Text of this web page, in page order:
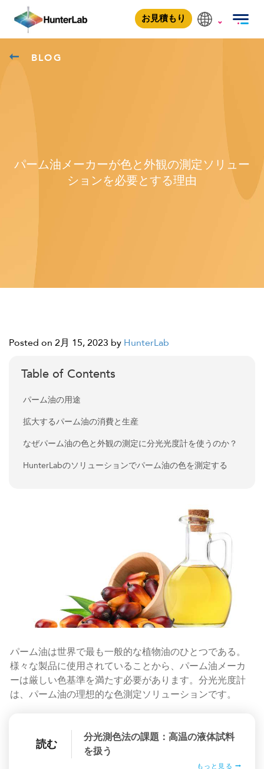
お見積もり
BLOG
パーム油メーカーが色と外観の測定ソリュー
ションを必要とする理由
Posted on 2月 15, 2023 by HunterLab
Table of Contents
パーム油の用途
拡大するパーム油の消費と生産
なぜパーム油の色と外観の測定に分光光度計を使うのか？
HunterLabのソリューションでパーム油の色を測定する
パーム油は世界で最も一般的な植物油のひとつである。
様々な製品に使用されていることから、パーム油メーカ
ーは厳しい色基準を満たす必要があります。分光光度計
は、パーム油の理想的な色測定ソリューションです。
読む
分光測色法の課題：高温の液体試料
を扱う
もっと見る